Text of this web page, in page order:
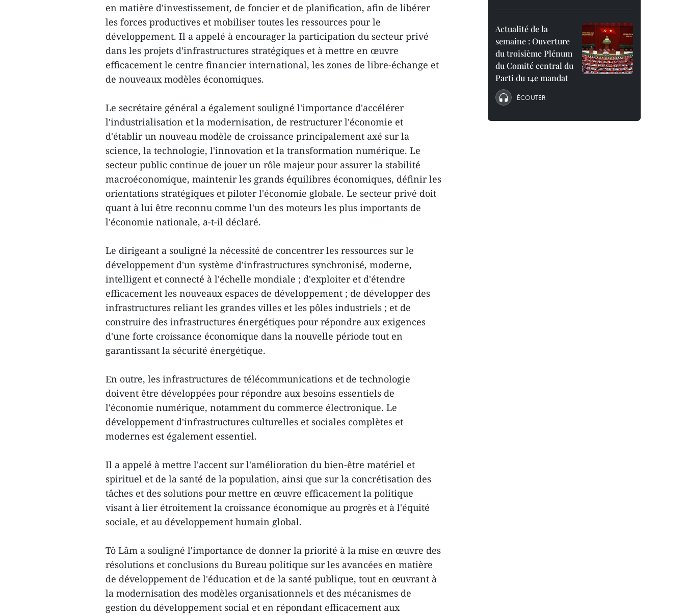
en matière d'investissement, de foncier et de planification, afin de libérer
les forces productives et mobiliser toutes les ressources pour le
développement. Il a appelé à encourager la participation du secteur privé
dans les projets d'infrastructures stratégiques et à mettre en œuvre
efficacement le centre financier international, les zones de libre-échange et
de nouveaux modèles économiques.
Le secrétaire général a également souligné l'importance d'accélérer
l'industrialisation et la modernisation, de restructurer l'économie et
d'établir un nouveau modèle de croissance principalement axé sur la
science, la technologie, l'innovation et la transformation numérique. Le
secteur public continue de jouer un rôle majeur pour assurer la stabilité
macroéconomique, maintenir les grands équilibres économiques, définir les
orientations stratégiques et piloter l'économie globale. Le secteur privé doit
quant à lui être reconnu comme l'un des moteurs les plus importants de
l'économie nationale, a-t-il déclaré.
Le dirigeant a souligné la nécessité de concentrer les ressources sur le
développement d'un système d'infrastructures synchronisé, moderne,
intelligent et connecté à l'échelle mondiale ; d'exploiter et d'étendre
efficacement les nouveaux espaces de développement ; de développer des
infrastructures reliant les grandes villes et les pôles industriels ; et de
construire des infrastructures énergétiques pour répondre aux exigences
d'une forte croissance économique dans la nouvelle période tout en
garantissant la sécurité énergétique.
En outre, les infrastructures de télécommunications et de technologie
doivent être développées pour répondre aux besoins essentiels de
l'économie numérique, notamment du commerce électronique. Le
développement d'infrastructures culturelles et sociales complètes et
modernes est également essentiel.
Il a appelé à mettre l'accent sur l'amélioration du bien-être matériel et
spirituel et de la santé de la population, ainsi que sur la concrétisation des
tâches et des solutions pour mettre en œuvre efficacement la politique
visant à lier étroitement la croissance économique au progrès et à l'équité
sociale, et au développement humain global.
Tô Lâm a souligné l'importance de donner la priorité à la mise en œuvre des
résolutions et conclusions du Bureau politique sur les avancées en matière
de développement de l'éducation et de la santé publique, tout en œuvrant à
la modernisation des modèles organisationnels et des mécanismes de
gestion du développement social et en répondant efficacement aux
Actualité de la
semaine : Ouverture
du troisième Plénum
du Comité central du
Parti du 14e mandat
ÉCOUTER